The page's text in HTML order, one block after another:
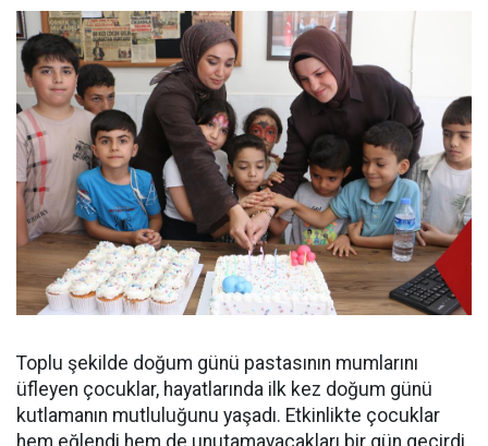
Toplu şekilde doğum günü pastasının mumlarını
üfleyen çocuklar, hayatlarında ilk kez doğum günü
kutlamanın mutluluğunu yaşadı. Etkinlikte çocuklar
hem eğlendi hem de unutamayacakları bir gün geçirdi.